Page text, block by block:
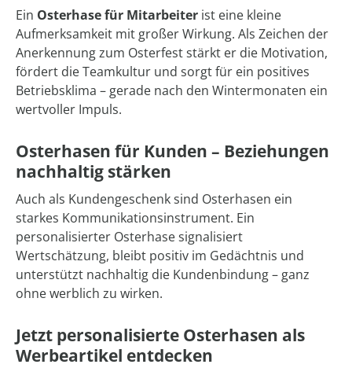
Ein Osterhase für Mitarbeiter ist eine kleine
Aufmerksamkeit mit großer Wirkung. Als Zeichen der
Anerkennung zum Osterfest stärkt er die Motivation,
fördert die Teamkultur und sorgt für ein positives
Betriebsklima – gerade nach den Wintermonaten ein
wertvoller Impuls.
Osterhasen für Kunden – Beziehungen
nachhaltig stärken
Auch als Kundengeschenk sind Osterhasen ein
starkes Kommunikationsinstrument. Ein
personalisierter Osterhase signalisiert
Wertschätzung, bleibt positiv im Gedächtnis und
unterstützt nachhaltig die Kundenbindung – ganz
ohne werblich zu wirken.
Jetzt personalisierte Osterhasen als
Werbeartikel entdecken